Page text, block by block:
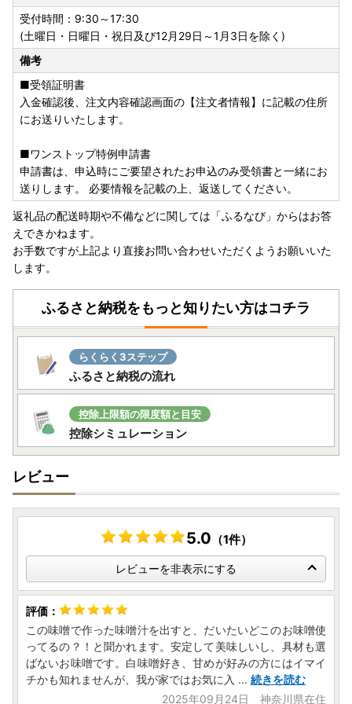
返礼品をお届けした時点で配達完了となり、その後の返礼品
の事象についてはご寄附者様（返礼品受取人を含む）の責任
となりますのであらかじめご了承ください。
・雨天時や指定場所に入らない等の理由で置き配等ができな
い場合、配送業者の判断により対面でのお届けに変更となる
ことがあります。
日田市は、令和7年9月26日付総務大臣通知「ふるさと納税
の対象となる地方団体の指定について（通知）」にて、地方
税法（昭和25年法律第226号）第37条の2第2項及び第314条
の7第2項の規定に基づき、ふるさと納税の対象となる地方団
体として指定されました。
指定対象期間は、令和7年10月1日から令和8年9月30日まで
です。
受付時間：9:30～17:30
(土曜日・日曜日・祝日及び12月29日～1月3日を除く)
備考
■受領証明書
入金確認後、注文内容確認画面の【注文者情報】に記載の住所
にお送りいたします。
■ワンストップ特例申請書
申請書は、申込時にご要望されたお申込のみ受領書と一緒にお
送りします。 必要情報を記載の上、返送してください。
返礼品の配送時期や不備などに関しては「ふるなび」からはお答
えできかねます。
お手数ですが上記より直接お問い合わせいただくようお願いいた
します。
ふるさと納税をもっと知りたい方はコチラ
らくらく3ステップ
ふるさと納税の流れ
控除上限額の限度額と目安
控除シミュレーション
レビュー
5.0 （1件）
レビューを非表示にする
この味噌で作った味噌汁を出すと、だいたいどこのお味噌使
ってるの？！と聞かれます。安定して美味しいし、具材も選
ばないお味噌です。白味噌好き、甘めが好みの方にはイマイ
チかも知れませんが、我が家ではお気に入 ... 続きを読む
2025年09月24日 神奈川県在住